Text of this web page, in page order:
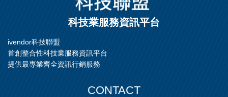
科技業服務資訊平台
ivendor科技聯盟
首創整合性科技業服務資訊平台
提供最專業齊全資訊行銷服務
CONTACT